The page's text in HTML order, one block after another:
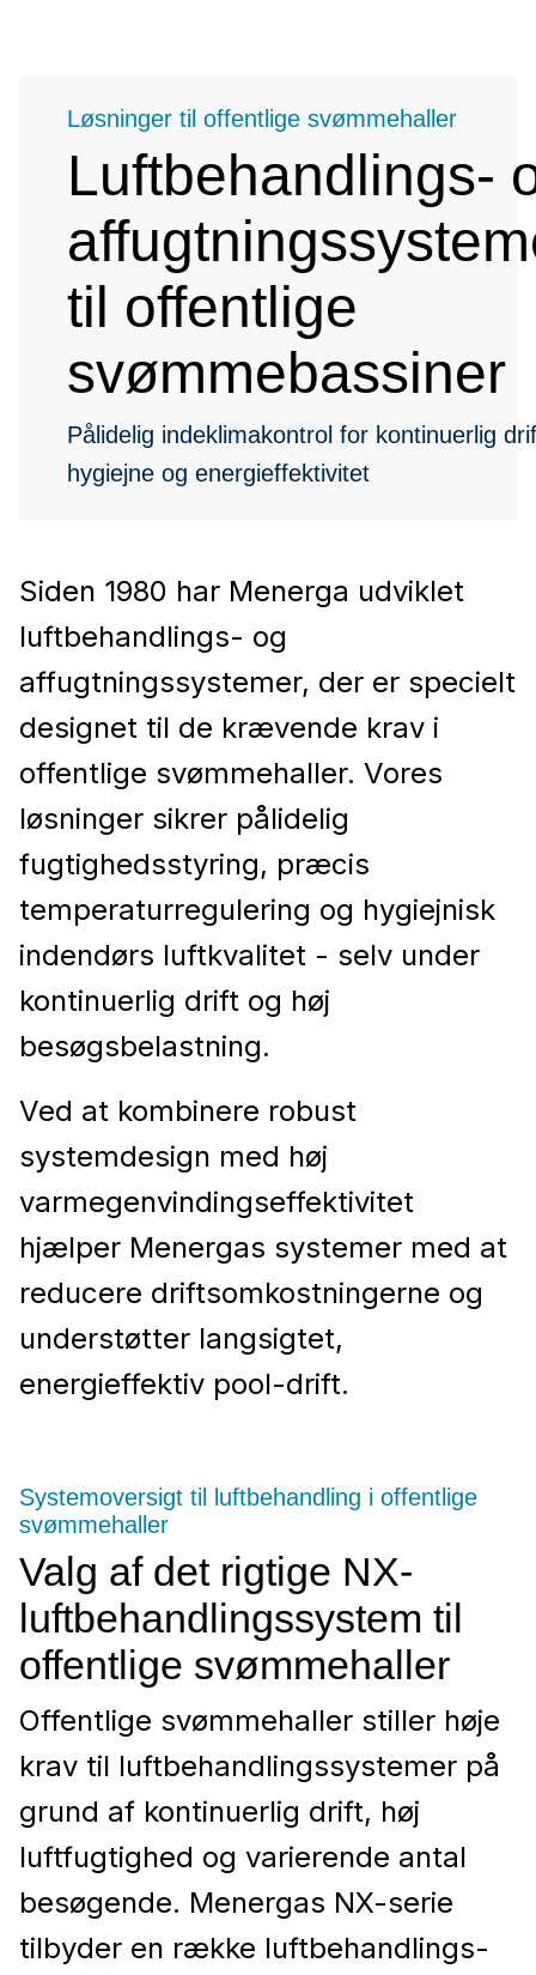
Luftbehandlings-
til offentlige
svømmebassiner
Pålidelig indeklimakontrol for kontinuerlig
hygiejne og energieffektivitet
Løsninger til offentlige svømmehaller
Siden 1980 har Menerga udviklet
luftbehandlings- og
affugtningssystemer, der er specielt
designet til de krævende krav i
offentlige svømmehaller. Vores
løsninger sikrer pålidelig
fugtighedsstyring, præcis
temperaturregulering og hygiejnisk
indendørs luftkvalitet - selv under
kontinuerlig drift og høj
besøgsbelastning.
Ved at kombinere robust
systemdesign med høj
varmegenvindingseffektivitet
hjælper Menergas systemer med at
reducere driftsomkostningerne og
understøtter langsigtet,
energieffektiv pool-drift.
Valg af det rigtige NX-
luftbehandlingssystem til
offentlige svømmehaller
Systemoversigt til luftbehandling i offentlige
svømmehaller
Offentlige svømmehaller stiller høje
krav til luftbehandlingssystemer på
grund af kontinuerlig drift, høj
luftfugtighed og varierende antal
besøgende. Menergas NX-serie
tilbyder en række luftbehandlings-